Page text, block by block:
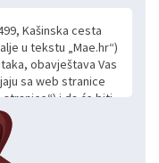
Kašinska cesta
u tekstu „Mae.hr“)
obavještava Vas
sa web stranice
i da će biti
smatra se da
prikupljanje i daljnju
ustupate Mae.hr